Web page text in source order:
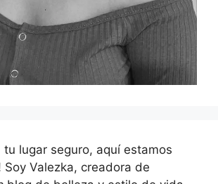
tu lugar seguro, aquí estamos
Soy Valezka, creadora de